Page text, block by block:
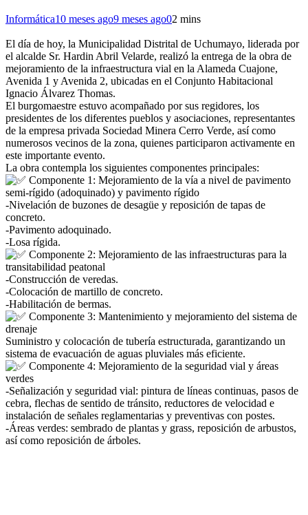
Informática10 meses ago9 meses ago02 mins
El día de hoy, la Municipalidad Distrital de Uchumayo, liderada por
el alcalde Sr. Hardin Abril Velarde, realizó la entrega de la obra de
mejoramiento de la infraestructura vial en la Alameda Cuajone,
Avenida 1 y Avenida 2, ubicadas en el Conjunto Habitacional
Ignacio Álvarez Thomas.
El burgomaestre estuvo acompañado por sus regidores, los
presidentes de los diferentes pueblos y asociaciones, representantes
de la empresa privada Sociedad Minera Cerro Verde, así como
numerosos vecinos de la zona, quienes participaron activamente en
este importante evento.
La obra contempla los siguientes componentes principales:
Componente 1: Mejoramiento de la vía a nivel de pavimento
semi-rígido (adoquinado) y pavimento rígido
-Nivelación de buzones de desagüe y reposición de tapas de
concreto.
-Pavimento adoquinado.
-Losa rígida.
Componente 2: Mejoramiento de las infraestructuras para la
transitabilidad peatonal
-Construcción de veredas.
-Colocación de martillo de concreto.
-Habilitación de bermas.
Componente 3: Mantenimiento y mejoramiento del sistema de
drenaje
Suministro y colocación de tubería estructurada, garantizando un
sistema de evacuación de aguas pluviales más eficiente.
Componente 4: Mejoramiento de la seguridad vial y áreas
verdes
-Señalización y seguridad vial: pintura de líneas continuas, pasos de
cebra, flechas de sentido de tránsito, reductores de velocidad e
instalación de señales reglamentarias y preventivas con postes.
-Áreas verdes: sembrado de plantas y grass, reposición de arbustos,
así como reposición de árboles.